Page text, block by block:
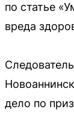
по статье
вреда
дело по